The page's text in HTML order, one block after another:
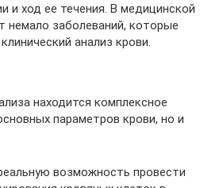
и ход ее течения. В медицинской
немало заболеваний, которые
анализ крови.
находится комплексное
параметров крови, но и
возможность провести